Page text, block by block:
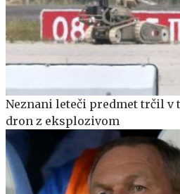
Neznani leteči predmet trčil v
dron z eksplozivom